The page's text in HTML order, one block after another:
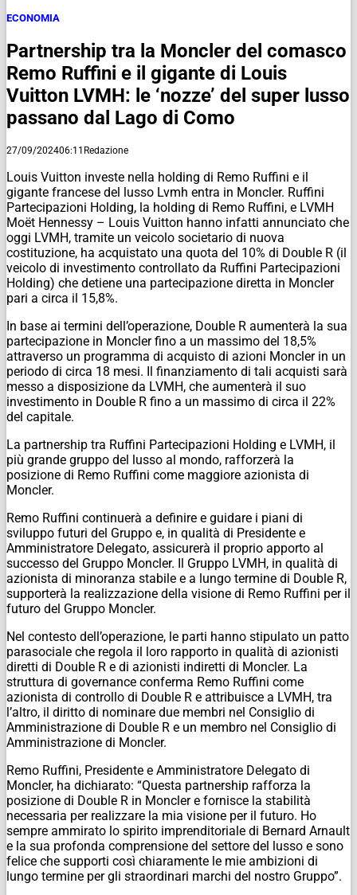
ECONOMIA
Partnership tra la Moncler del comasco
Remo Ruffini e il gigante di Louis
Vuitton LVMH: le ‘nozze’ del super lusso
passano dal Lago di Como
27/09/202406:11 Redazione
Louis Vuitton investe nella holding di Remo Ruffini e il
gigante francese del lusso Lvmh entra in Moncler. Ruffini
Partecipazioni Holding, la holding di Remo Ruffini, e LVMH
Moët Hennessy – Louis Vuitton hanno infatti annunciato che
oggi LVMH, tramite un veicolo societario di nuova
costituzione, ha acquistato una quota del 10% di Double R (il
veicolo di investimento controllato da Ruffini Partecipazioni
Holding) che detiene una partecipazione diretta in Moncler
pari a circa il 15,8%.
In base ai termini dell’operazione, Double R aumenterà la sua
partecipazione in Moncler fino a un massimo del 18,5%
attraverso un programma di acquisto di azioni Moncler in un
periodo di circa 18 mesi. Il finanziamento di tali acquisti sarà
messo a disposizione da LVMH, che aumenterà il suo
investimento in Double R fino a un massimo di circa il 22%
del capitale.
La partnership tra Ruffini Partecipazioni Holding e LVMH, il
più grande gruppo del lusso al mondo, rafforzerà la
posizione di Remo Ruffini come maggiore azionista di
Moncler.
Remo Ruffini continuerà a definire e guidare i piani di
sviluppo futuri del Gruppo e, in qualità di Presidente e
Amministratore Delegato, assicurerà il proprio apporto al
successo del Gruppo Moncler. Il Gruppo LVMH, in qualità di
azionista di minoranza stabile e a lungo termine di Double R,
supporterà la realizzazione della visione di Remo Ruffini per il
futuro del Gruppo Moncler.
Nel contesto dell’operazione, le parti hanno stipulato un patto
parasociale che regola il loro rapporto in qualità di azionisti
diretti di Double R e di azionisti indiretti di Moncler. La
struttura di governance conferma Remo Ruffini come
azionista di controllo di Double R e attribuisce a LVMH, tra
l’altro, il diritto di nominare due membri nel Consiglio di
Amministrazione di Double R e un membro nel Consiglio di
Amministrazione di Moncler.
Remo Ruffini, Presidente e Amministratore Delegato di
Moncler, ha dichiarato: “Questa partnership rafforza la
posizione di Double R in Moncler e fornisce la stabilità
necessaria per realizzare la mia visione per il futuro. Ho
sempre ammirato lo spirito imprenditoriale di Bernard Arnault
e la sua profonda comprensione del settore del lusso e sono
felice che supporti così chiaramente le mie ambizioni di
lungo termine per gli straordinari marchi del nostro Gruppo”.